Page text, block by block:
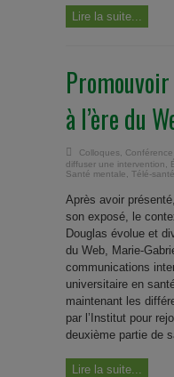
Lire la suite...
à l’ère du
Colloques
diffuser une intervention
Santé mentale
Télé-
Après avoir
son exposé, le
Douglas évolue et
du Web, Marie-
communications
universitaire en
maintenant les
par l’Institut pour
deuxième partie de
Lire la suite...